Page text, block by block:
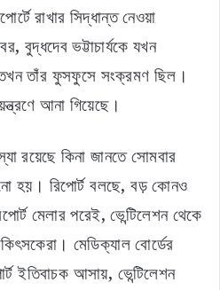
রাখার সিদ্ধান্ত নেওয়া
বুদ্ধদেব ভট্টাচার্যকে যখন
তখন তাঁর ফুসফুসে সংক্রমণ ছিল।
আনা গিয়েছে।
রয়েছে কিনা জানতে সোমবার
হয়। রিপোর্ট বলছে, বড় কোনও
মেলার পরেই, ভেন্টিলেশন থেকে
মেডিক্যাল বোর্ডের
ইতিবাচক আসায়, ভেন্টিলেশন